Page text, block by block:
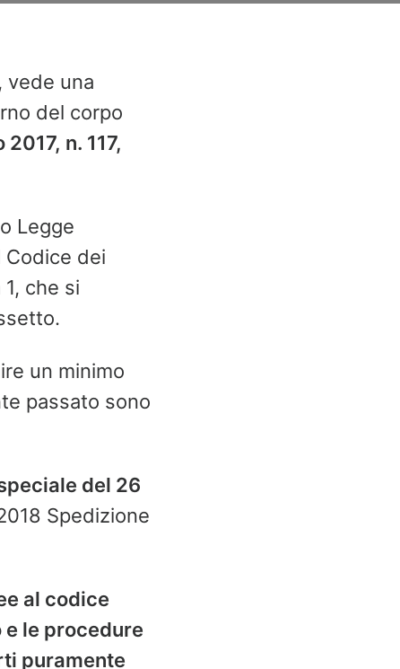
vede una
del corpo
n. 117,
Legge
Codice dei
che si
un minimo
passato sono
del 26
Spedizione
al codice
le procedure
puramente